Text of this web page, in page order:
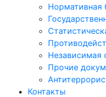
Нормативная
Независимая
Прочие
Контакты